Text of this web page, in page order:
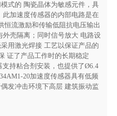
式的 陶瓷晶体为敏感元件，具
加速度传感器的内部电路是在
恒流激励和传输低阻抗电压输出
壳隔离；同时信号放大 电路设
用激光焊接 工艺以保证产品的
证了产品工作时的⻓期稳定
支持粘合剂安装，也提供了Ø6.4
20加速度传感器具有低频
发冲击环境下高层 建筑振动监